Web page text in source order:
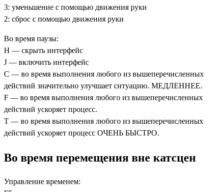
3: уменьшение с помощью движения руки
2: сброс с помощью движения руки
Во время паузы:
H — скрыть интерфейс
J — включить интерфейс
C — во время выполнения любого из вышеперечисленных
действий значительно улучшает ситуацию. МЕДЛЕННЕЕ.
F — во время выполнения любого из вышеперечисленных
действий ускоряет процесс.
T — во время выполнения любого из вышеперечисленных
действий ускоряет процесс ОЧЕНЬ БЫСТРО.
Во время перемещения вне катсцен
Управление временем: